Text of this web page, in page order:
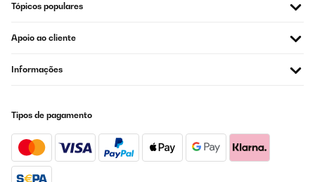
Tópicos populares
Apoio ao cliente
Informações
Tipos de pagamento